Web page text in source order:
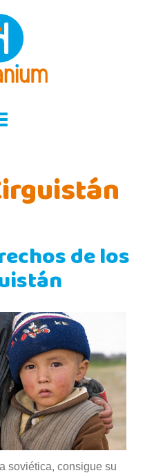
de los
soviética, consigue su